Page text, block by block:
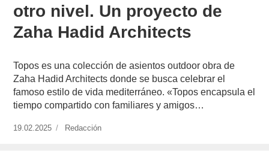
otro nivel. Un proyecto de
Zaha Hadid Architects
Topos es una colección de asientos outdoor obra de
Zaha Hadid Architects donde se busca celebrar el
famoso estilo de vida mediterráneo. «Topos encapsula el
tiempo compartido con familiares y amigos…
Publicado
19.02.2025 https://www.experimenta.es/author/redaccion/
Redacción